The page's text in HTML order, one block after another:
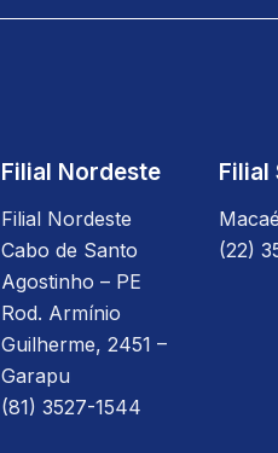
k
Filial Nordeste
Filial Nordeste
Cabo de Santo
Agostinho – PE
Rod. Armínio
Guilherme, 2451 –
Garapu
(81) 3527-1544
Filial
(22)